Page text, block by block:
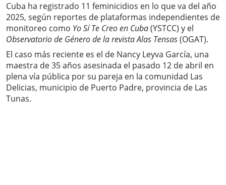
Cuba ha registrado 11 feminicidios en lo que va del año
2025, según reportes de plataformas independientes de
monitoreo como Yo Sí Te Creo en Cuba(YSTCC) y el
Observatorio de Género de la revista Alas Tensas(OGAT).
El caso más reciente es el de Nancy Leyva García, una
maestra de 35 años asesinada el pasado 12 de abril en
plena vía pública por su pareja en la comunidad Las
Delicias, municipio de Puerto Padre, provincia de Las
Tunas.